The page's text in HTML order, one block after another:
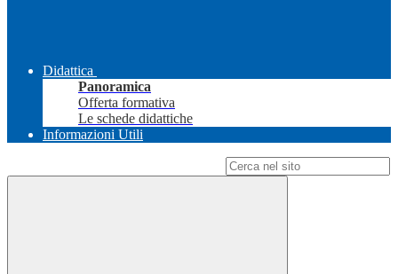
Didattica
Panoramica
Offerta formativa
Le schede didattiche
Informazioni Utili